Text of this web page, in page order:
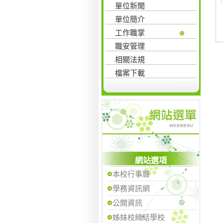
單位新聞
單位簡介
工作職掌
職安管理
相關法規
檔案下載
網站選項
本校行事曆
學務資訊網
公開資訊
姊妹校締結學校